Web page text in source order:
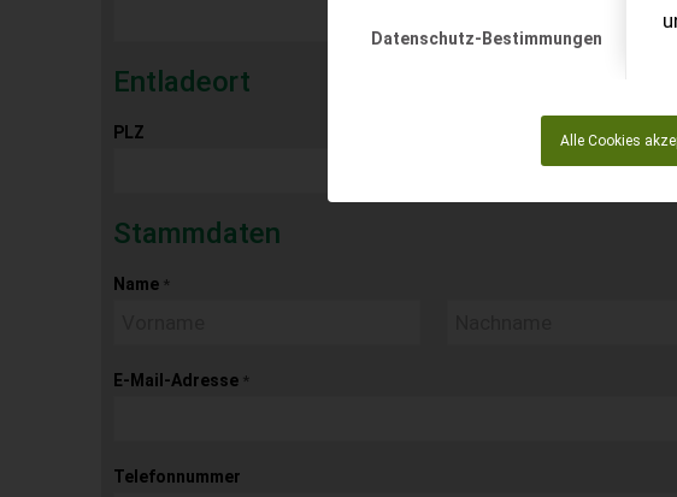
Datenschutz-Bestimmungen
Alle Cookies
Entladeort
PLZ
Stammdaten
Name *
E-Mail-Adresse *
Telefonnummer